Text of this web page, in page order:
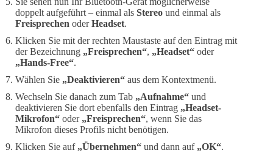
doppelt aufgeführt – einmal als Stereo und einmal als
Freisprechen oderHeadset.
Klicken Sie mit der rechten Maustaste auf den Eintrag mit
der Bezeichnung „Freisprechen“, „Headset“ oder
„Hands-Free“.
Wählen Sie „Deaktivieren“ aus dem Kontextmenü.
Wechseln Sie danach zum Tab „Aufnahme“ und
deaktivieren Sie dort ebenfalls den Eintrag „Headset-
Mikrofon“ oder „Freisprechen“, wenn Sie das
Mikrofon dieses Profils nicht benötigen.
Klicken Sie auf „Übernehmen“ und dann auf „OK“.